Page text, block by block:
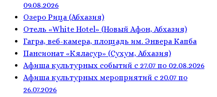
09.08.2026
Озеро Рица (Абхазия)
Отель «White Hotel» (Новый Афон, Абхазия)
Гагра, веб-камера, площадь им. Энвера Капба
Пансионат «Кяласур» (Сухум, Абхазия)
Афиша культурных событий с 27.07 по 02.08.2026
Афиша культурных мероприятий с 20.07 по
26.07.2026